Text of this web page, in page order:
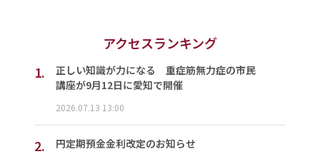
アクセスランキング
1.
正しい知識が力になる 重症筋無力症の市民
講座が9月12日に愛知で開催
2026.07.13 13:00
2. 円定期預金金利改定のお知らせ